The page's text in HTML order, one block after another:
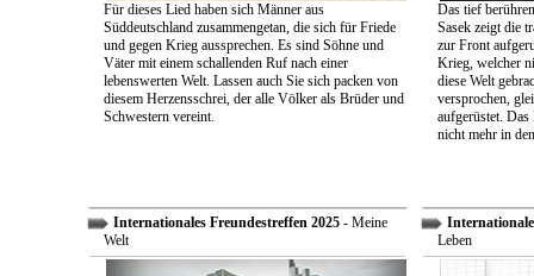
Für dieses Lied haben sich Männer aus
Süddeutschland zusammengetan, die sich für Friede
und gegen Krieg aussprechen. Es sind Söhne und
Väter mit einem schallenden Ruf nach einer
lebenswerten Welt. Lassen auch Sie sich packen von
diesem Herzensschrei, der alle Völker als Brüder und
Schwestern vereint.
Das tief
Sasek zeigt die
zur Front
Krieg, welcher
diese Welt
versprochen,
aufgerüstet.
nicht mehr in
Internationales Freundestreffen 2025- Meine
Welt
Leben